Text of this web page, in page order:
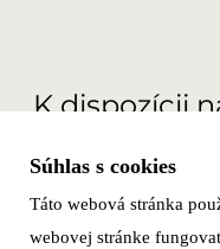
K dispozícii
ZOBRAZIŤ
Súhlas s cookies
Táto webová stránka
webovej stránke